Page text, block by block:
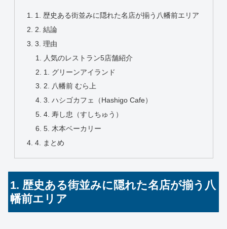
1. 歴史ある街並みに隠れた名店が揃う八幡前エリア
2. 結論
3. 理由
人気のレストラン5店舗紹介
1. グリーンアイランド
2. 八幡前 むら上
3. ハシゴカフェ（Hashigo Cafe）
4. 寿し忠（すしちゅう）
5. 木本ベーカリー
4. まとめ
1. 歴史ある街並みに隠れた名店が揃う八
幡前エリア